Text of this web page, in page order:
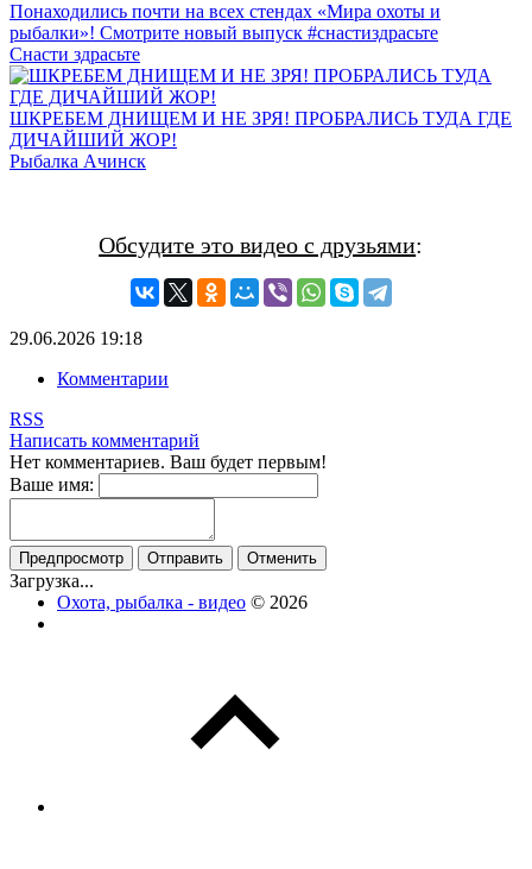
Понаходились почти на всех стендах «Мира охоты и
рыбалки»! Смотрите новый выпуск #снастиздрасьте
Снасти здрасьте
ШКРЕБЕМ ДНИЩЕМ И НЕ ЗРЯ! ПРОБРАЛИСЬ ТУДА ГДЕ
ДИЧАЙШИЙ ЖОР!
Рыбалка Ачинск
Обсудите это видео с друзьями:
29.06.2026 19:18
Комментарии
RSS
Написать комментарий
Нет комментариев. Ваш будет первым!
Ваше имя:
Загрузка...
Охота, рыбалка - видео © 2026